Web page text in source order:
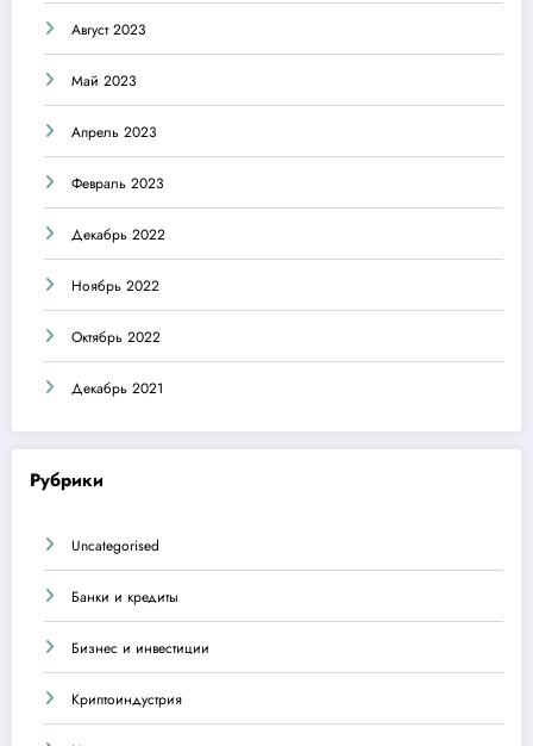
Август 2023
Май 2023
Апрель 2023
Февраль 2023
Декабрь 2022
Ноябрь 2022
Октябрь 2022
Декабрь 2021
Рубрики
Uncategorised
Банки и кредиты
Бизнес и инвестиции
Криптоиндустрия